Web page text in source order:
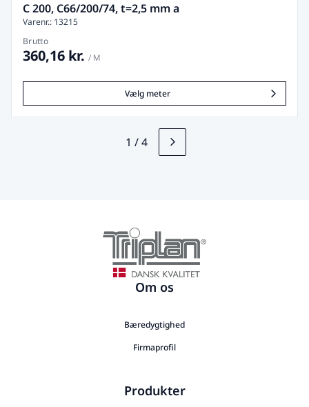
C 200, C66/200/74, t=2,5 mm a
Varenr.: 13215
Brutto
360,16 kr. / M
Vælg meter
1 /4
Om os
Bæredygtighed
Firmaprofil
Produkter